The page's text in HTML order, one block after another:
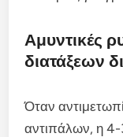
Αμυντικές
διατάξεων
Όταν
αντιπάλων, η